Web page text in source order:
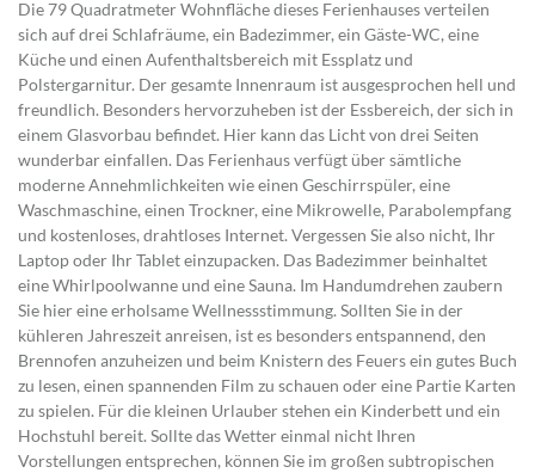
Die 79 Quadratmeter Wohnfläche dieses Ferienhauses verteilen
sich auf drei Schlafräume, ein Badezimmer, ein Gäste-WC, eine
Küche und einen Aufenthaltsbereich mit Essplatz und
Polstergarnitur. Der gesamte Innenraum ist ausgesprochen hell und
freundlich. Besonders hervorzuheben ist der Essbereich, der sich in
einem Glasvorbau befindet. Hier kann das Licht von drei Seiten
wunderbar einfallen. Das Ferienhaus verfügt über sämtliche
moderne Annehmlichkeiten wie einen Geschirrspüler, eine
Waschmaschine, einen Trockner, eine Mikrowelle, Parabolempfang
und kostenloses, drahtloses Internet. Vergessen Sie also nicht, Ihr
Laptop oder Ihr Tablet einzupacken. Das Badezimmer beinhaltet
eine Whirlpoolwanne und eine Sauna. Im Handumdrehen zaubern
Sie hier eine erholsame Wellnessstimmung. Sollten Sie in der
kühleren Jahreszeit anreisen, ist es besonders entspannend, den
Brennofen anzuheizen und beim Knistern des Feuers ein gutes Buch
zu lesen, einen spannenden Film zu schauen oder eine Partie Karten
zu spielen. Für die kleinen Urlauber stehen ein Kinderbett und ein
Hochstuhl bereit. Sollte das Wetter einmal nicht Ihren
Vorstellungen entsprechen, können Sie im großen subtropischen